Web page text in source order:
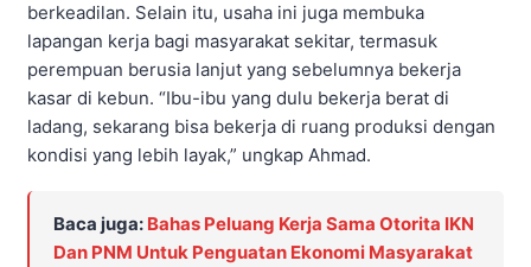
berkeadilan. Selain itu, usaha ini juga membuka
lapangan kerja bagi masyarakat sekitar, termasuk
perempuan berusia lanjut yang sebelumnya bekerja
kasar di kebun. “Ibu-ibu yang dulu bekerja berat di
ladang, sekarang bisa bekerja di ruang produksi dengan
kondisi yang lebih layak,” ungkap Ahmad.
Baca juga: Bahas Peluang Kerja Sama Otorita IKN
Dan PNM Untuk Penguatan Ekonomi Masyarakat